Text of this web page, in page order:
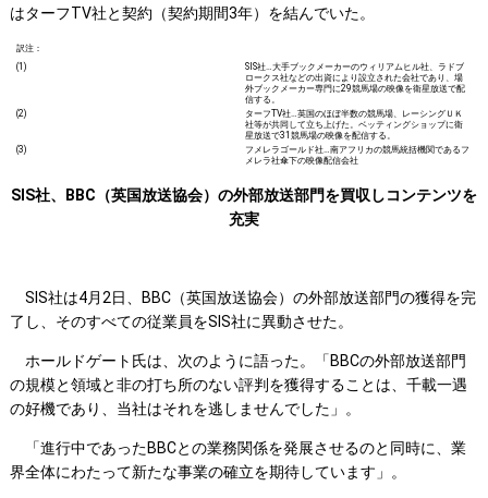
はターフTV社と契約（契約期間3年）を結んでいた。
訳注：
(1)
SIS社…大手ブックメーカーのウィリアムヒル社、ラドブ
ロークス社などの出資により設立された会社であり、場
外ブックメーカー専門に29競馬場の映像を衛星放送で配
信する。
(2)
ターフTV社…英国のほぼ半数の競馬場、レーシングＵＫ
社等が共同して立ち上げた。ベッティングショップに衛
星放送で31競馬場の映像を配信する。
(3)
フメレラゴールド社…南アフリカの競馬統括機関であるフ
メレラ社傘下の映像配信会社
SIS社、BBC（英国放送協会）の外部放送部門を買収しコンテンツを
充実
SIS社は4月2日、BBC（英国放送協会）の外部放送部門の獲得を完
了し、そのすべての従業員をSIS社に異動させた。
ホールドゲート氏は、次のように語った。「BBCの外部放送部門
の規模と領域と非の打ち所のない評判を獲得することは、千載一遇
の好機であり、当社はそれを逃しませんでした」。
「進行中であったBBCとの業務関係を発展させるのと同時に、業
界全体にわたって新たな事業の確立を期待しています」。